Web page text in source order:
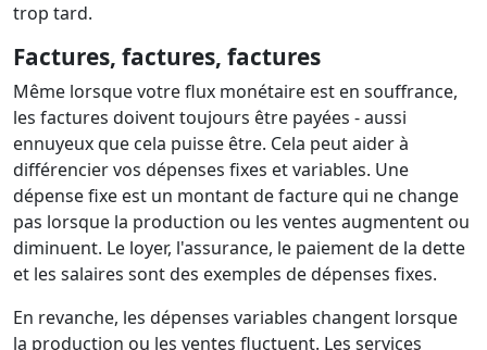
trop tard.
Factures, factures, factures
Même lorsque votre flux monétaire est en souffrance,
les factures doivent toujours être payées - aussi
ennuyeux que cela puisse être. Cela peut aider à
différencier vos dépenses fixes et variables. Une
dépense fixe est un montant de facture qui ne change
pas lorsque la production ou les ventes augmentent ou
diminuent. Le loyer, l'assurance, le paiement de la dette
et les salaires sont des exemples de dépenses fixes.
En revanche, les dépenses variables changent lorsque
la production ou les ventes fluctuent. Les services